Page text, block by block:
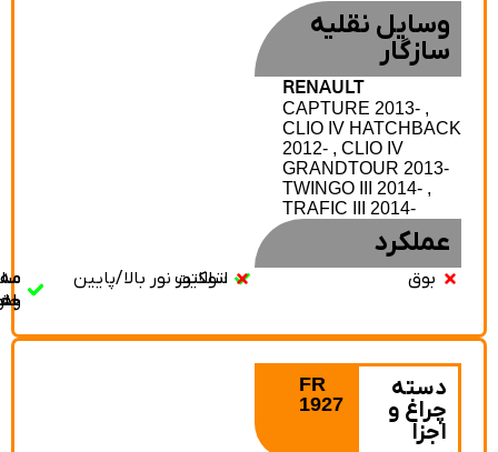
وسایل نقلیه
سازگار
RENAULT
CAPTURE 2013- ,
CLIO IV HATCHBACK
2012- , CLIO IV
GRANDTOUR 2013-
TWINGO III 2014- ,
TRAFIC III 2014-
عملکرد
بوق اتولایت
سلکتور نور بالا/پایین
مه‌شکن
جلو
مه‌شکن
عقب
سلکتور
راهنما
دسته
چراغ و
1927